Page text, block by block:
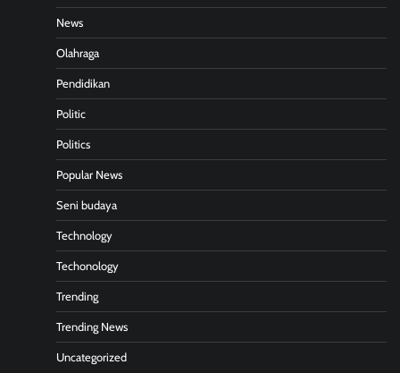
News
Olahraga
Pendidikan
Politic
Politics
Popular News
Seni budaya
Technology
Techonology
Trending
Trending News
Uncategorized